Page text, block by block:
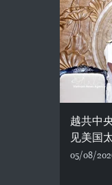
越共中
见美国
05/08/